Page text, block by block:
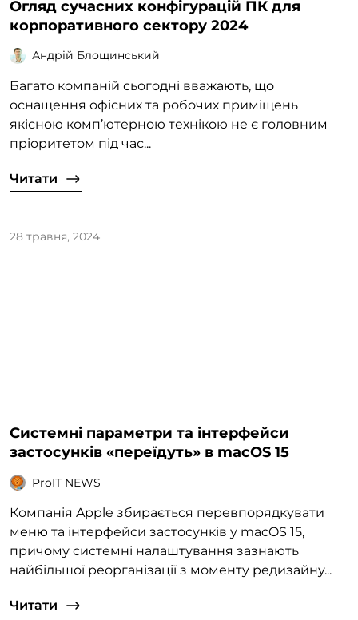
Огляд сучасних конфігурацій ПК для
корпоративного сектору 2024
Андрій Блощинський
Багато компаній сьогодні вважають, що
оснащення офісних та робочих приміщень
якісною комп’ютерною технікою не є головним
пріоритетом під час...
Читати
28 травня, 2024
Системні параметри та інтерфейси
застосунків «переїдуть» в macOS 15
ProIT NEWS
Компанія Apple збирається перевпорядкувати
меню та інтерфейси застосунків у macOS 15,
причому системні налаштування зазнають
найбільшої реорганізації з моменту редизайну...
Читати